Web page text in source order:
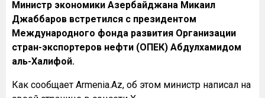
Министр экономики Азербайджана Микаил
Джаббаров встретился с президентом
Международного фонда развития Организации
стран-экспортеров нефти (ОПЕК) Абдулхамидом
аль-Халифой.
Как сообщает Armenia.Az, об этом министр написал на